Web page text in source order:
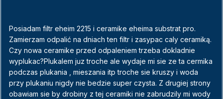
Posiadam filtr eheim 2215 i ceramike eheima substrat pro.
Zamierzam odpalić na dniach ten filtr i zasypac caly ceramiką.
Czy nowa ceramike przed odpaleniem trzeba dokladnie
wyplukac?Plukalem juz troche ale wydaje mi sie ze ta cermika
podczas plukania , mieszania itp troche sie kruszy i woda
przy plukaniu nigdy nie bedzie super czysta. Z drugiej strony
obawiam sie by drobiny z tej ceramiki nie zabrudzily mi wody